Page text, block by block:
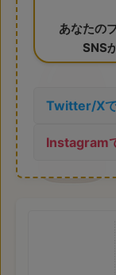
あなたの
SNS
Twitter/X
Instagram